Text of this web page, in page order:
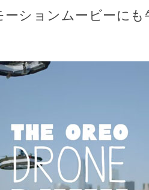
ーションムービーに